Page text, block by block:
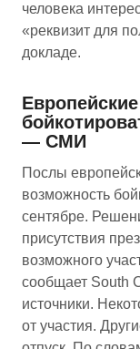
человека
«реквизит для
докладе.
— СМИ
Послы
возможность
сентябре.
присутствия
возможного
сообщает South
источники.
от участия.